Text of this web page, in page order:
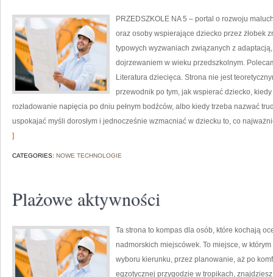
PRZEDSZKOLE NA 5 – portal o rozwoju
oraz osoby wspierające dziecko przez żłobek
typowych wyzwaniach związanych z
dojrzewaniem w wieku przedszkolnym.
Literatura dziecięca. Strona nie jest
przewodnik po tym, jak wspierać dziecko,
rozładowanie napięcia po dniu pełnym bodźców, albo kiedy trzeba nazwać
uspokajać myśli dorosłym i jednocześnie wzmacniać w dziecku to, co
]
CATEGORIES: NOWE TECHNOLOGIE
Plażowe aktywności
Ta strona to kompas dla osób, które kochają
nadmorskich miejscówek. To miejsce, w
wyboru kierunku, przez planowanie, aż po
egzotycznej przygodzie w tropikach,